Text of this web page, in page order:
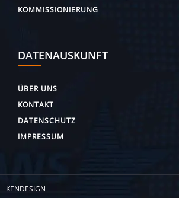
KOMMISSIONIERUNG
DATENAUSKUNFT
ÜBER UNS
KONTAKT
DATENSCHUTZ
IMPRESSUM
KENDESIGN